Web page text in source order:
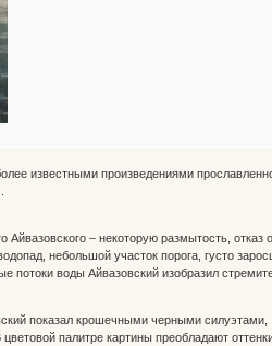
известными произведениями
– некоторую размытость, отказ
небольшой участок порога, густо
воды Айвазовский изобразил
показал крошечными черными силуэтами,
палитре картины преобладают